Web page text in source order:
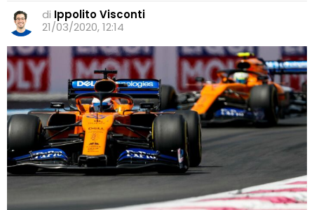
di Ippolito Visconti
21/03/2020, 12:14